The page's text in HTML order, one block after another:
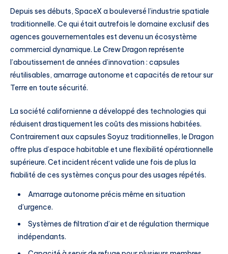
Depuis ses débuts, SpaceX a bouleversé l’industrie spatiale
traditionnelle. Ce qui était autrefois le domaine exclusif des
agences gouvernementales est devenu un écosystème
commercial dynamique. Le Crew Dragon représente
l’aboutissement de années d’innovation : capsules
réutilisables, amarrage autonome et capacités de retour sur
Terre en toute sécurité.
La société californienne a développé des technologies qui
réduisent drastiquement les coûts des missions habitées.
Contrairement aux capsules Soyuz traditionnelles, le Dragon
offre plus d’espace habitable et une flexibilité opérationnelle
supérieure. Cet incident récent valide une fois de plus la
fiabilité de ces systèmes conçus pour des usages répétés.
Amarrage autonome précis même en situation
d’urgence.
Systèmes de filtration d’air et de régulation thermique
indépendants.